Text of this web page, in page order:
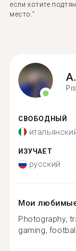
если хотите
место."
A.
СВОБОДНЫЙ
ИЗУЧАЕТ
русский
Мои
Photography,
gaming,